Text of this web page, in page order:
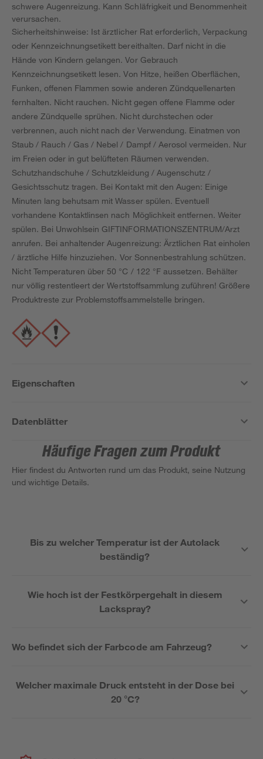
schwere Augenreizung. Kann Schläfrigkeit und Benommenheit
verursachen.
Sicherheitshinweise: Ist ärztlicher Rat erforderlich, Verpackung
oder Kennzeichnungsetikett bereithalten. Darf nicht in die
Hände von Kindern gelangen. Vor Gebrauch
Kennzeichnungsetikett lesen. Von Hitze, heißen Oberflächen,
Funken, offenen Flammen sowie anderen Zündquellenarten
fernhalten. Nicht rauchen. Nicht gegen offene Flamme oder
andere Zündquelle sprühen. Nicht durchstechen oder
verbrennen, auch nicht nach der Verwendung. Einatmen von
Staub / Rauch / Gas / Nebel / Dampf / Aerosol vermeiden. Nur
im Freien oder in gut belüfteten Räumen verwenden.
Schutzhandschuhe / Schutzkleidung / Augenschutz /
Gesichtsschutz tragen. Bei Kontakt mit den Augen: Einige
Minuten lang behutsam mit Wasser spülen. Eventuell
vorhandene Kontaktlinsen nach Möglichkeit entfernen. Weiter
spülen. Bei Unwohlsein GIFTINFORMATIONSZENTRUM/Arzt
anrufen. Bei anhaltender Augenreizung: Ärztlichen Rat einholen
/ ärztliche Hilfe hinzuziehen. Vor Sonnenbestrahlung schützen.
Nicht Temperaturen über 50 °C / 122 °F aussetzen. Behälter
nur völlig restentleert der Wertstoffsammlung zuführen! Größere
Produktreste zur Problemstoffsammelstelle bringen.
Eigenschaften
Datenblätter
Häufige Fragen zum Produkt
Hier findest du Antworten rund um das Produkt, seine Nutzung
und wichtige Details.
Bis zu welcher Temperatur ist der Autolack
beständig?
Wie hoch ist der Festkörpergehalt in diesem
Lackspray?
Wo befindet sich der Farbcode am Fahrzeug?
Welcher maximale Druck entsteht in der Dose bei
20 °C?